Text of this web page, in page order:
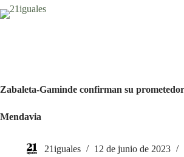
Saltar
al
Zabaleta-Gaminde confirman su
Mendavia
21iguales
12 de junio de 2023